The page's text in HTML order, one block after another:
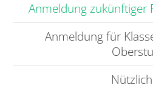
Anmeldung zukünftiger
Anmeldung für